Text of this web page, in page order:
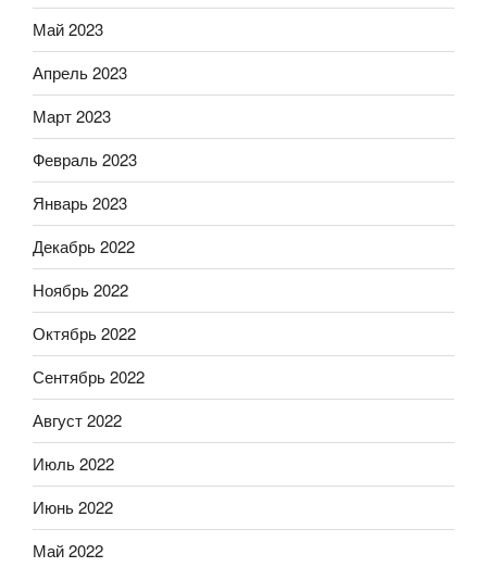
Май 2023
Апрель 2023
Март 2023
Февраль 2023
Январь 2023
Декабрь 2022
Ноябрь 2022
Октябрь 2022
Сентябрь 2022
Август 2022
Июль 2022
Июнь 2022
Май 2022